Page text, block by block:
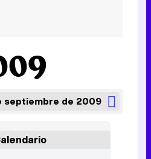
septiembre de 2009